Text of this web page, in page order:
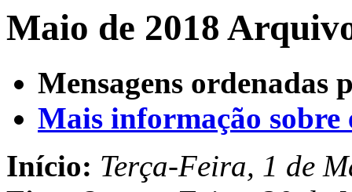
Maio de 2018
Mensagens ordenadas
Mais informação sobre
Início: Terça-Feira, 1 de